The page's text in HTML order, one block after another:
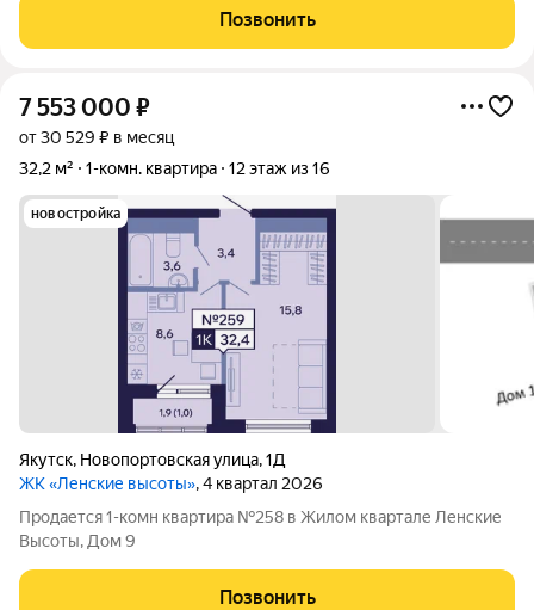
микроволновка, чайник, телевизор и т.д. все оставляю. Тихие
соседи, староста
Позвонить
7 553 000 ₽
от 30 529 ₽ в месяц
32,2 м²
1-комн. квартира 12 этаж из 16
новостройка
Якутск, Новопортовская улица,1Д
ЖК «Ленские высоты», 4 квартал 2026
Продается 1-комн квартира №258 в Жилом квартале Ленские
Высоты, Дом 9
Позвонить